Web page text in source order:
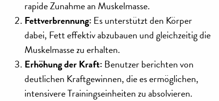
rapide Zunahme an Muskelmasse.
Fettverbrennung: Es unterstützt den Körper
dabei, Fett effektiv abzubauen und gleichzeitig die
Muskelmasse zu erhalten.
Erhöhung der Kraft: Benutzer berichten von
deutlichen Kraftgewinnen, die es ermöglichen,
intensivere Trainingseinheiten zu absolvieren.